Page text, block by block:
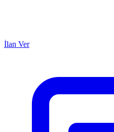
İlan Ver